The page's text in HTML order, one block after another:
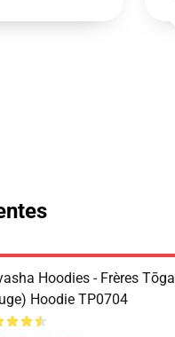
Hoodies - Frères Tōga
Hoodie TP0704